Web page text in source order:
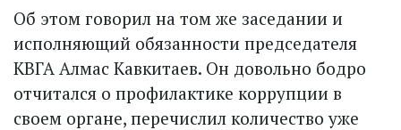
Об этом говорил на том же заседании и
исполняющий обязанности председателя
КВГА Алмас Кавкитаев. Он довольно бодро
отчитался о профилактике коррупции в
своем органе, перечислил количество уже